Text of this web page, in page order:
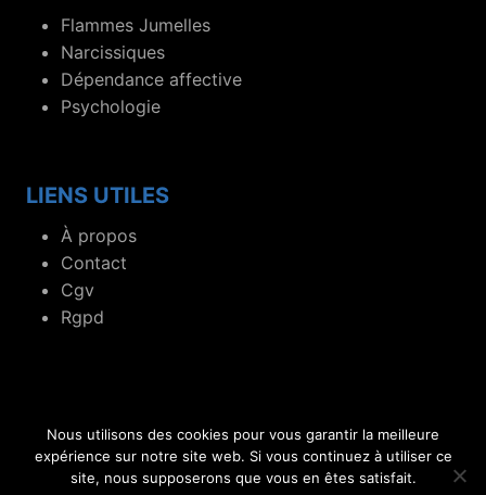
Flammes Jumelles
Narcissiques
Dépendance affective
Psychologie
LIENS UTILES
À propos
Contact
Cgv
Rgpd
© 2019- 2026 Blog dédié aux flammes jumelles et
relations toxiques.
Nous utilisons des cookies pour vous garantir la meilleure
expérience sur notre site web. Si vous continuez à utiliser ce
site, nous supposerons que vous en êtes satisfait.